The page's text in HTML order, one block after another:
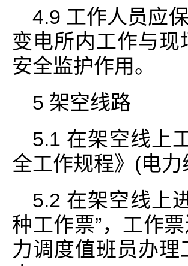
4.9 工作人员应
变电所内工作与
安全监护作用。
5 架空线路
5.1 在架空线上
全工作规程》(电
5.2 在架空线上
种工作票”，工作
力调度值班员办